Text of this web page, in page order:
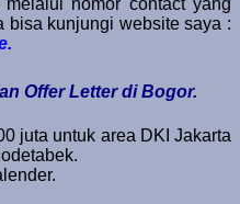
bisa kunjungi website saya :
Offer Letter di Bogor.
juta untuk area DKI Jakarta